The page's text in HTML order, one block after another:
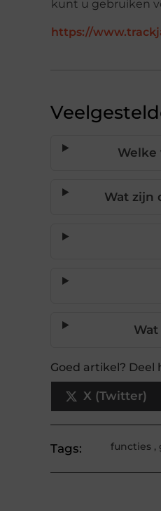
kunt u gebruiken
https://
Welke
Wat zijn
Goed artikel? Deel
X (Twitter)
Tags: functies ,